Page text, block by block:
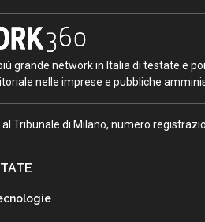
grande network in Italia di testate e
nelle imprese e pubbliche
Tribunale di Milano, numero